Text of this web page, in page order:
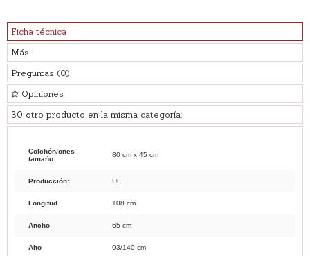
Ficha técnica
Más
Preguntas (0)
Opiniones
30 otro producto en la misma categoría:
Colchón/ones
tamaño:
80 cm x 45 cm
Producción: UE
Longitud 108 cm
Ancho 65 cm
Alto 93/140 cm